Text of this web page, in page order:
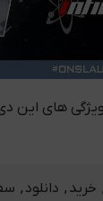
, خرید , دانلود ,